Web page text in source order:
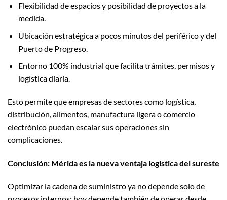
Flexibilidad de espacios y posibilidad de proyectos a la
medida.
Ubicación estratégica a pocos minutos del periférico y del
Puerto de Progreso.
Entorno 100% industrial que facilita trámites, permisos y
logística diaria.
Esto permite que empresas de sectores como logística,
distribución, alimentos, manufactura ligera o comercio
electrónico puedan escalar sus operaciones sin
complicaciones.
Conclusión: Mérida es la nueva ventaja logística del sureste
Optimizar la cadena de suministro ya no depende solo de